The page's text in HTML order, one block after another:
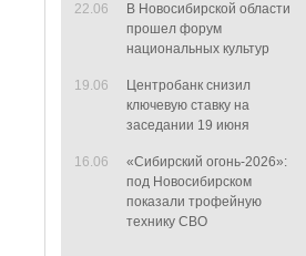
22.06
В Новосибирской области
прошел форум
национальных культур
19.06
Центробанк снизил
ключевую ставку на
заседании 19 июня
16.06
«Сибирский огонь-2026»:
под Новосибирском
показали трофейную
технику СВО